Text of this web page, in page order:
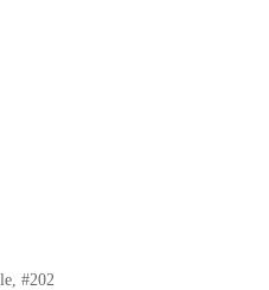
#202